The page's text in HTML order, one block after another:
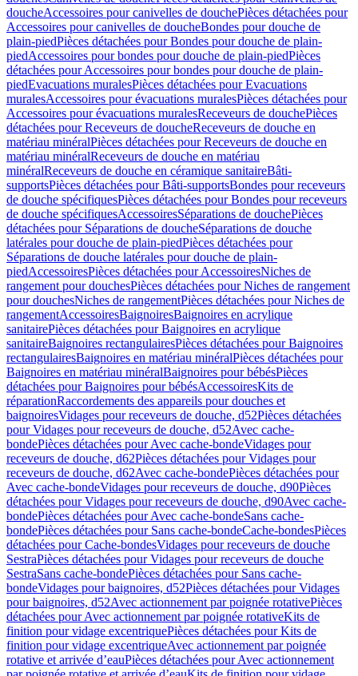
doucheAccessoires pour canivelles de douchePièces détachées pour
Accessoires pour canivelles de doucheBondes pour douche de
plain-piedPièces détachées pour Bondes pour douche de plain-
piedAccessoires pour bondes pour douche de plain-piedPièces
détachées pour Accessoires pour bondes pour douche de plain-
piedEvacuations muralesPièces détachées pour Evacuations
muralesAccessoires pour évacuations muralesPièces détachées pour
Accessoires pour évacuations muralesReceveurs de douchePièces
détachées pour Receveurs de doucheReceveurs de douche en
matériau minéralPièces détachées pour Receveurs de douche en
matériau minéralReceveurs de douche en matériau
minéralReceveurs de douche en céramique sanitaireBâti-
supportsPièces détachées pour Bâti-supportsBondes pour receveurs
de douche spécifiquesPièces détachées pour Bondes pour receveurs
de douche spécifiquesAccessoiresSéparations de douchePièces
détachées pour Séparations de doucheSéparations de douche
latérales pour douche de plain-piedPièces détachées pour
Séparations de douche latérales pour douche de plain-
piedAccessoiresPièces détachées pour AccessoiresNiches de
rangement pour douchesPièces détachées pour Niches de rangement
pour douchesNiches de rangementPièces détachées pour Niches de
rangementAccessoiresBaignoiresBaignoires en acrylique
sanitairePièces détachées pour Baignoires en acrylique
sanitaireBaignoires rectangulairesPièces détachées pour Baignoires
rectangulairesBaignoires en matériau minéralPièces détachées pour
Baignoires en matériau minéralBaignoires pour bébésPièces
détachées pour Baignoires pour bébésAccessoiresKits de
réparationRaccordements des appareils pour douches et
baignoiresVidages pour receveurs de douche, d52Pièces détachées
pour Vidages pour receveurs de douche, d52Avec cache-
bondePièces détachées pour Avec cache-bondeVidages pour
receveurs de douche, d62Pièces détachées pour Vidages pour
receveurs de douche, d62Avec cache-bondePièces détachées pour
Avec cache-bondeVidages pour receveurs de douche, d90Pièces
détachées pour Vidages pour receveurs de douche, d90Avec cache-
bondePièces détachées pour Avec cache-bondeSans cache-
bondePièces détachées pour Sans cache-bondeCache-bondesPièces
détachées pour Cache-bondesVidages pour receveurs de douche
SestraPièces détachées pour Vidages pour receveurs de douche
SestraSans cache-bondePièces détachées pour Sans cache-
bondeVidages pour baignoires, d52Pièces détachées pour Vidages
pour baignoires, d52Avec actionnement par poignée rotativePièces
détachées pour Avec actionnement par poignée rotativeKits de
finition pour vidage excentriquePièces détachées pour Kits de
finition pour vidage excentriqueAvec actionnement par poignée
rotative et arrivée d’eauPièces détachées pour Avec actionnement